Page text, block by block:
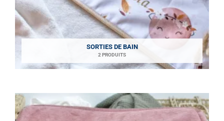
SORTIES DE BAIN
2 PRODUITS